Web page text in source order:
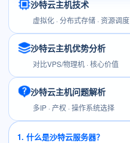
沙特云主机技术
虚拟化 · 分布式存储 · 资源调度
沙特云主机优势分析
对比VPS/物理机 · 核心价值
沙特云主机问题解析
多IP · 产权 · 操作系统选择
1. 什么是沙特云服务器？